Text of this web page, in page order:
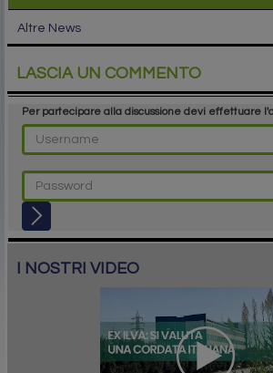
Altre News
LASCIA UN COMMENTO
Per partecipare alla discussione devi effettuare
I NOSTRI VIDEO